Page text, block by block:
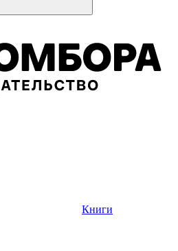
Книги